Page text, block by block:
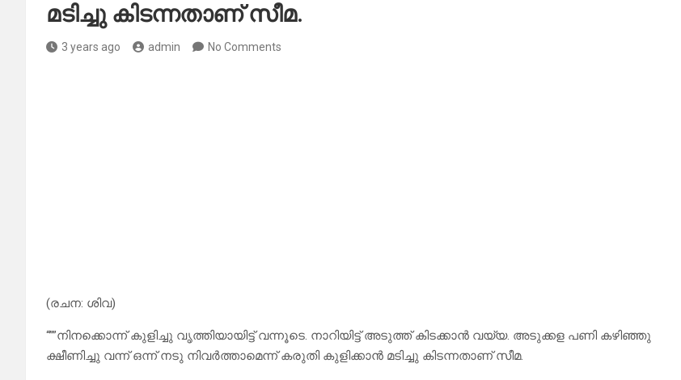
മടിച്ചു കിടന്നതാണ് സീമ.
3 years ago admin No Comments
(രചന: ശിവ)
“””നിനക്കൊന്ന് കുളിച്ചു വൃത്തിയായിട്ട് വന്നൂടെ. നാറിയിട്ട് അടുത്ത് കിടക്കാൻ വയ്യ. അടുക്കള പണി കഴിഞ്ഞു
ക്ഷീണിച്ചു വന്ന് ഒന്ന് നടു നിവർത്താമെന്ന് കരുതി കുളിക്കാൻ മടിച്ചു കിടന്നതാണ് സീമ.